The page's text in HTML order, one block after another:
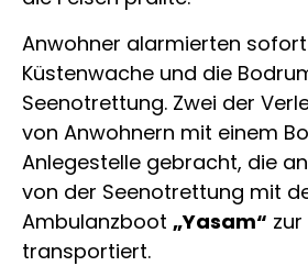
Anwohner alarmierten
Küstenwache und die
Seenotrettung. Zwei der
von Anwohnern mit einem
Anlegestelle gebracht, die
von der Seenotrettung mit
Ambulanzboot „Yasam“
transportiert.